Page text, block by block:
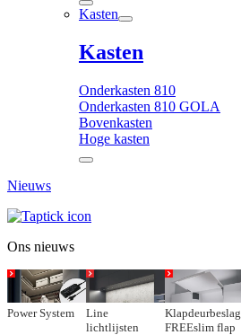
Kasten
Kasten
Onderkasten 810
Onderkasten 810 GOLA
Bovenkasten
Hoge kasten
Nieuws
Ons nieuws
Power System
Line
lichtlijsten
Klapdeurbeslag
FREEslim flap